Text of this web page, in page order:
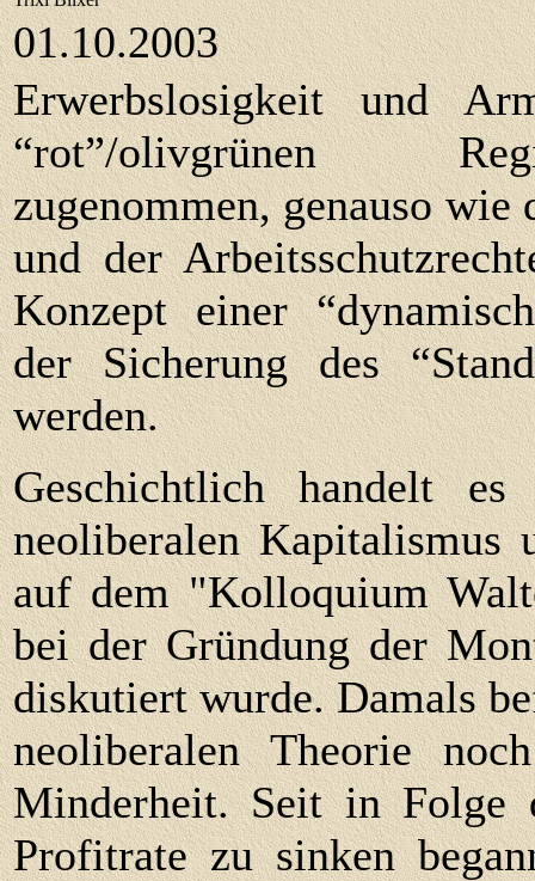
01.10.2003
Erwerbslosigkeit und
“rot”/olivgrünen
zugenommen, genauso
und der
Konzept einer
der Sicherung des
werden.
Geschichtlich handelt
neoliberalen Kapitalismus
auf dem "Kolloquium
bei der Gründung der
diskutiert wurde. Damals
neoliberalen Theorie
Minderheit. Seit in Folge
Profitrate zu sinken